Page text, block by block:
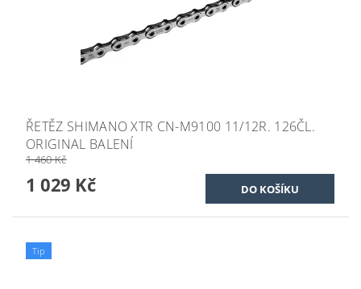
ŘETĚZ SHIMANO XTR CN-M9100 11/12R. 126ČL.
ORIGINAL BALENÍ
1 460 Kč
1 029 Kč
Tip